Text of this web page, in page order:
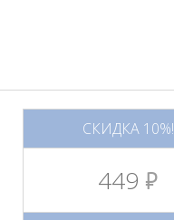
СКИДКА 10%!
449 руб.